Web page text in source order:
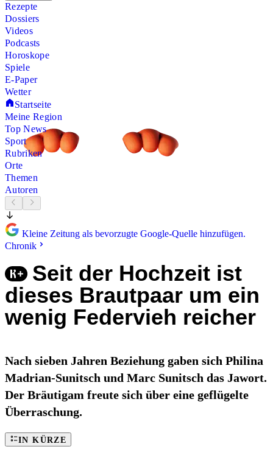
Rezepte
Dossiers
Videos
Podcasts
Horoskope
Spiele
E-Paper
Wetter
Startseite
Meine Region
Top News
Sport
Rubriken
Orte
Themen
Autoren
Kleine Zeitung als bevorzugte Google-Quelle hinzufügen.
Chronik
Seit der Hochzeit ist
dieses Brautpaar um ein
wenig Federvieh reicher
Nach sieben Jahren Beziehung gaben sich Philina
Madrian-Sunitsch und Marc Sunitsch das Jawort.
Der Bräutigam freute sich über eine geflügelte
Überraschung.
IN KÜRZE